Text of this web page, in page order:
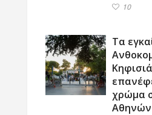
10
Τα
χρώμα
Αθηνών